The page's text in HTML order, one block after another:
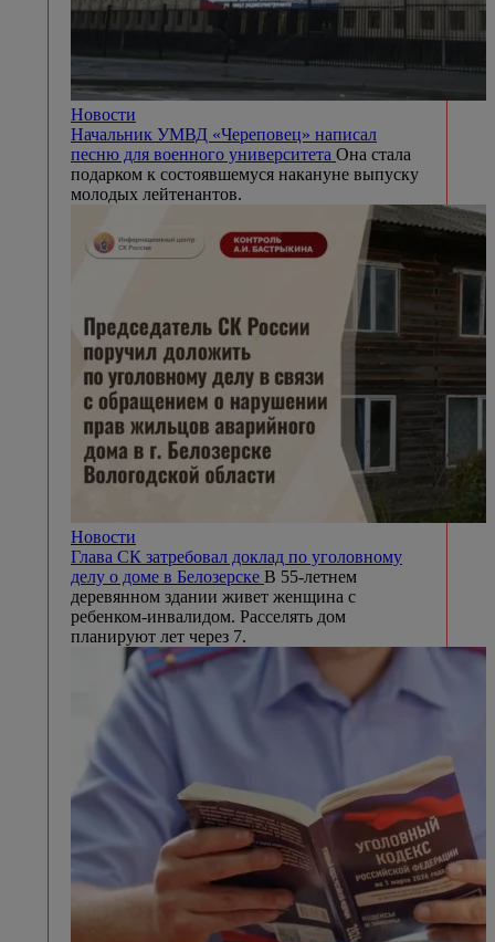
Новости
Начальник УМВД «Череповец» написал
песню для военного университета Она стала
подарком к состоявшемуся накануне выпуску
молодых лейтенантов.
Новости
Глава СК затребовал доклад по уголовному
делу о доме в Белозерске В 55-летнем
деревянном здании живет женщина с
ребенком-инвалидом. Расселять дом
планируют лет через 7.